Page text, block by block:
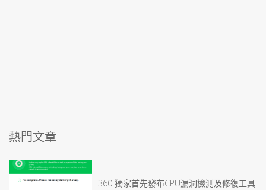
熱門文章
360 獨家首先發布CPU漏洞檢測及修復工具